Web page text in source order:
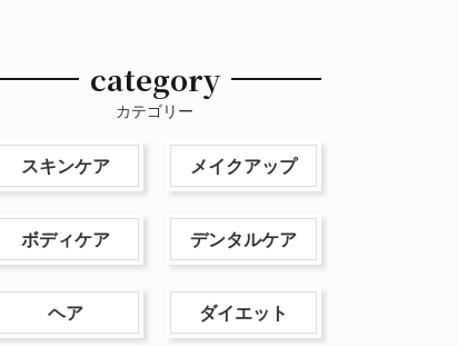
category
カテゴリー
スキンケア メイクアップ
ボディケア デンタルケア
ヘア ダイエット